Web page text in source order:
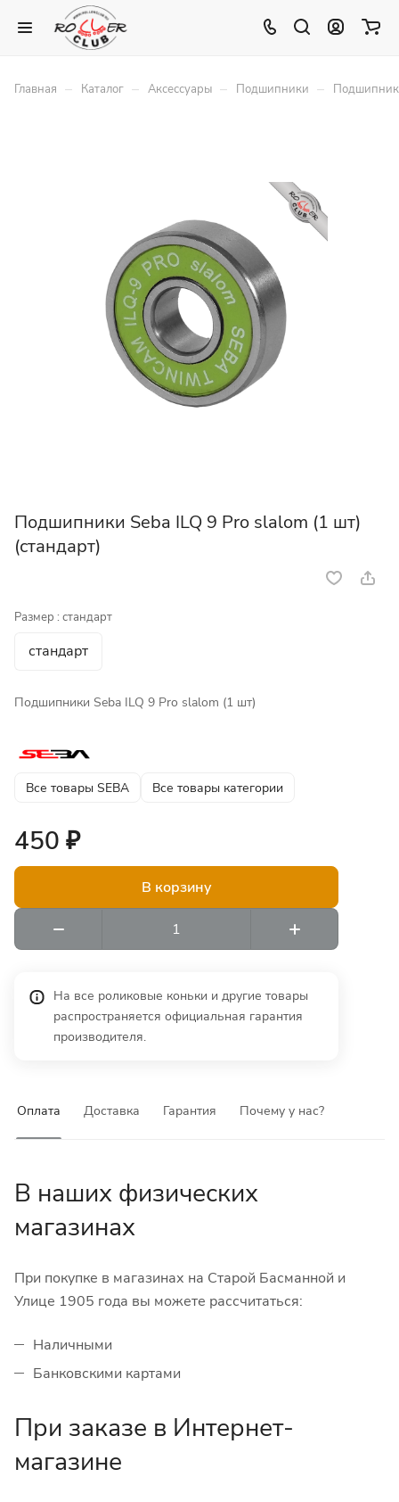
Главная – Каталог – Аксессуары – Подшипники –
Подшипники Seba ILQ 9 Pro slalom (1 шт)
(стандарт)
Размер : стандарт
стандарт
Подшипники Seba ILQ 9 Pro slalom (1 шт)
Все товары SEBA Все товары категории
450 ₽
В корзину
На все роликовые коньки и другие товары
распространяется официальная гарантия
производителя.
Оплата Доставка Гарантия Почему у нас?
В наших физических
магазинах
При покупке в магазинах на Старой Басманной и
Улице 1905 года вы можете рассчитаться:
Наличными
Банковскими картами
При заказе в Интернет-
магазине